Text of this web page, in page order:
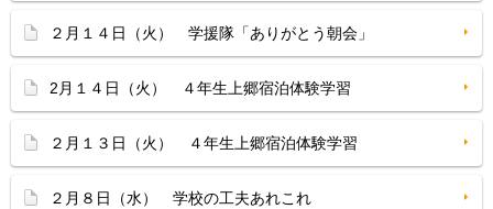
２月１４日（火） 学援隊「ありがとう朝会」
2月１４日（火） ４年生上郷宿泊体験学習
２月１３日（火） ４年生上郷宿泊体験学習
２月８日（水） 学校の工夫あれこれ